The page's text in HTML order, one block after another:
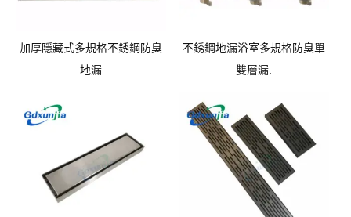
加厚隱藏式多規格不銹鋼防臭
地漏
不銹鋼地漏浴室多規格防臭單
雙層漏.